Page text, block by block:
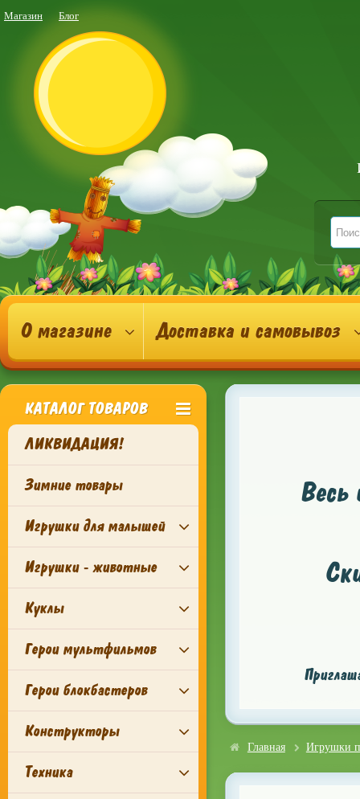
Магазин Блог
О магазине Доставка и самовывоз
КАТАЛОГ ТОВАРОВ
ЛИКВИДАЦИЯ!
Зимние товары
Игрушки для малышей
Игрушки - животные
Куклы
Герои мультфильмов
Герои блокбастеров
Конструкторы
Техника
Весь
Главная Игрушки